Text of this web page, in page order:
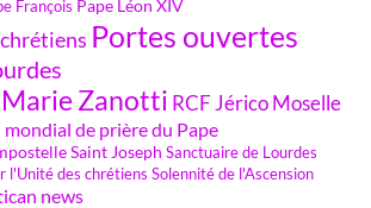
François Pape Léon XIV
Portes ouvertes
Zanotti RCF Jérico Moselle
mondial de prière du Pape
Saint Joseph Sanctuaire de Lourdes
l'Unité des chrétiens Solennité de l'Ascension
news